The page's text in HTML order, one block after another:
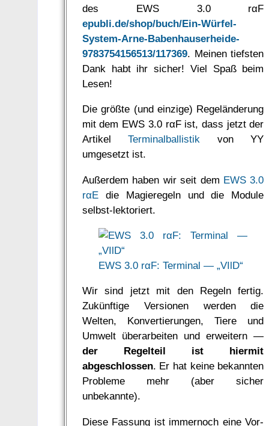
des EWS 3.0 rαF
epubli.de/shop/buch/Ein-Würfel-
System-Arne-Babenhauserheide-
9783754156513/117369. Meinen tiefsten
Dank habt ihr sicher! Viel Spaß beim
Lesen!
Die größte (und einzige) Regeländerung
mit dem EWS 3.0 rαF ist, dass jetzt der
ArtikelTerminalballistik von YY
umgesetzt ist.
Außerdem haben wir seit dem EWS 3.0
rαEdie Magieregeln und die Module
selbst-lektoriert.
EWS 3.0 rαF: Terminal — „VIlD“
Wir sind jetzt mit den Regeln fertig.
Zukünftige Versionen werden die
Welten, Konvertierungen, Tiere und
Umwelt überarbeiten und erweitern —
der Regelteil ist hiermit
abgeschlossen. Er hat keine bekannten
Probleme mehr (aber sicher
unbekannte).
Diese Fassung ist immernoch eine Vor-